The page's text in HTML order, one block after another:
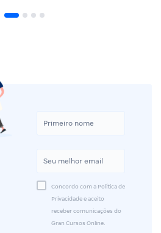
Concordo com a Política de
Privacidade e aceito
receber comunicações do
Gran Cursos Online.